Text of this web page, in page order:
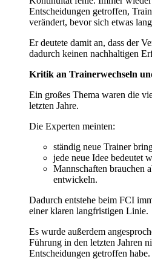
Entscheidungen getroffen,
verändert, bevor sich etwas
Er deutete damit an, dass der
dadurch keinen nachhaltigen
Kritik an Trainerwechseln
Ein großes Thema waren die
letzten Jahre.
Die Experten meinten:
ständig neue Trainer
jede neue Idee bedeutet
Mannschaften brauchen
entwickeln.
Dadurch entstehe beim FCI
einer klaren langfristigen Linie.
Es wurde außerdem
Führung in den letzten Jahren
Entscheidungen getroffen habe.